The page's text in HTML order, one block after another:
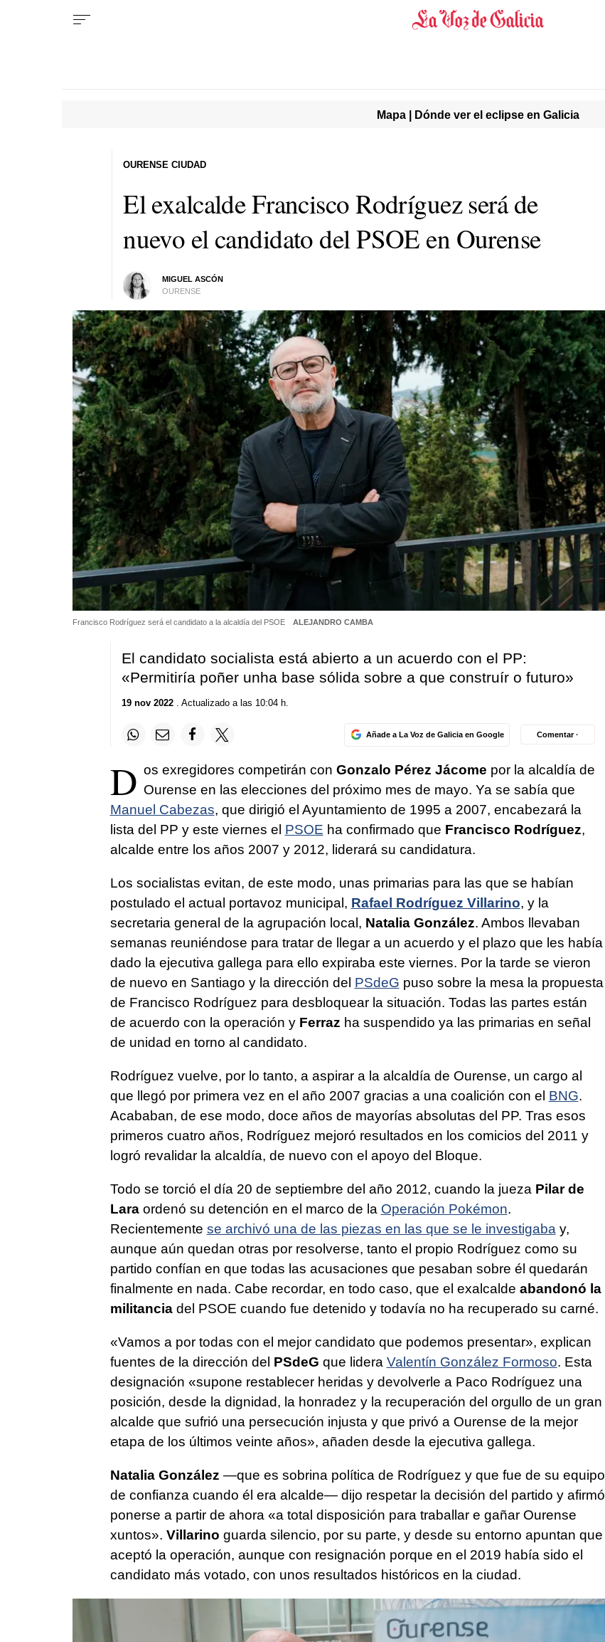
Mapa | Dónde ver el eclipse en Galicia
El exalcalde Francisco Rodríguez será de
nuevo el candidato del PSOE en Ourense
MIGUEL ASCÓN
OURENSE
OURENSE CIUDAD
Francisco Rodríguez será el candidato a la alcaldía del PSOE ALEJANDRO CAMBA
El candidato socialista está abierto a un acuerdo con el PP:
«Permitiría poñer unha base sólida sobre a que construír o futuro»
19 nov 2022. Actualizado a las 10:04 h.
Añade a La Voz de Galicia en Google Comentar ·
D os exregidores competirán con Gonzalo Pérez Jácome por la alcaldía de
Ourense en las elecciones del próximo mes de mayo. Ya se sabía que
Manuel Cabezas, que dirigió el Ayuntamiento de 1995 a 2007, encabezará la
lista del PP y este viernes el PSOE ha confirmado que Francisco Rodríguez,
alcalde entre los años 2007 y 2012, liderará su candidatura.
Los socialistas evitan, de este modo, unas primarias para las que se habían
postulado el actual portavoz municipal, Rafael Rodríguez Villarino, y la
secretaria general de la agrupación local, Natalia González. Ambos llevaban
semanas reuniéndose para tratar de llegar a un acuerdo y el plazo que les había
dado la ejecutiva gallega para ello expiraba este viernes. Por la tarde se vieron
de nuevo en Santiago y la dirección del PSdeG puso sobre la mesa la propuesta
de Francisco Rodríguez para desbloquear la situación. Todas las partes están
de acuerdo con la operación y Ferraz ha suspendido ya las primarias en señal
de unidad en torno al candidato.
Rodríguez vuelve, por lo tanto, a aspirar a la alcaldía de Ourense, un cargo al
que llegó por primera vez en el año 2007 gracias a una coalición con el BNG.
Acababan, de ese modo, doce años de mayorías absolutas del PP. Tras esos
primeros cuatro años, Rodríguez mejoró resultados en los comicios del 2011 y
logró revalidar la alcaldía, de nuevo con el apoyo del Bloque.
Todo se torció el día 20 de septiembre del año 2012, cuando la jueza Pilar de
Laraordenó su detención en el marco de la Operación Pokémon.
Recientemente se archivó una de las piezas en las que se le investigabay,
aunque aún quedan otras por resolverse, tanto el propio Rodríguez como su
partido confían en que todas las acusaciones que pesaban sobre él quedarán
finalmente en nada. Cabe recordar, en todo caso, que el exalcalde abandonó la
militanciadel PSOE cuando fue detenido y todavía no ha recuperado su carné.
«Vamos a por todas con el mejor candidato que podemos presentar», explican
fuentes de la dirección del PSdeG que lidera Valentín González Formoso. Esta
designación «supone restablecer heridas y devolverle a Paco Rodríguez una
posición, desde la dignidad, la honradez y la recuperación del orgullo de un gran
alcalde que sufrió una persecución injusta y que privó a Ourense de la mejor
etapa de los últimos veinte años», añaden desde la ejecutiva gallega.
Natalia González —que es sobrina política de Rodríguez y que fue de su equipo
de confianza cuando él era alcalde— dijo respetar la decisión del partido y afirmó
ponerse a partir de ahora «a total disposición para traballar e gañar Ourense
xuntos». Villarino guarda silencio, por su parte, y desde su entorno apuntan que
aceptó la operación, aunque con resignación porque en el 2019 había sido el
candidato más votado, con unos resultados históricos en la ciudad.